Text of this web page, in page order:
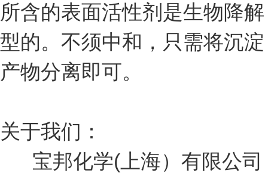
所含的表面活性剂是生物降解
型的。不须中和，只需将沉淀
产物分离即可。
关于我们：
宝邦化学(上海）有限公司